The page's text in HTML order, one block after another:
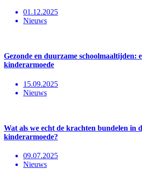
01.12.2025
Nieuws
Gezonde en duurzame schoolmaaltijden:
kinderarmoede
15.09.2025
Nieuws
Wat als we echt de krachten bundelen in
kinderarmoede?
09.07.2025
Nieuws